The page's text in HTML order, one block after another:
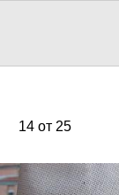
14 от 25